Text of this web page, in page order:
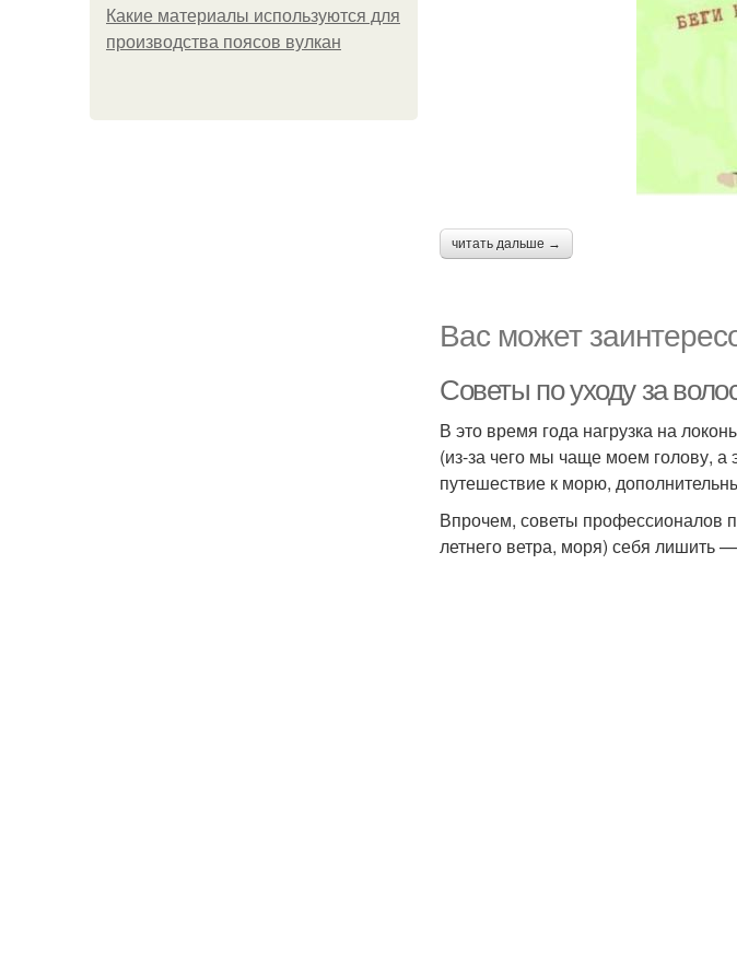
Какие материалы используются для
производства поясов вулкан
читать дальше →
Вас может
Советы по уходу за
В это время года нагрузка на
(из-за чего мы чаще моем голову, а
путешествие к морю,
Впрочем, советы профессионалов
летнего ветра, моря) себя лишить